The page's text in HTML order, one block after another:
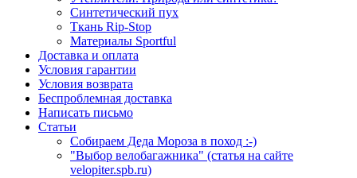
Синтетический пух
Ткань Rip-Stop
Материалы Sportful
Доставка и оплата
Условия гарантии
Условия возврата
Беспроблемная доставка
Написать письмо
Статьи
Собираем Деда Мороза в поход :-)
"Выбор велобагажника" (статья на сайте
velopiter.spb.ru)